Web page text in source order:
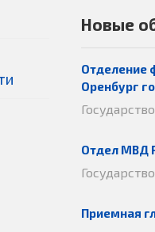
Новые
Отделение
Оренбург
Отдел МВД
Приемная